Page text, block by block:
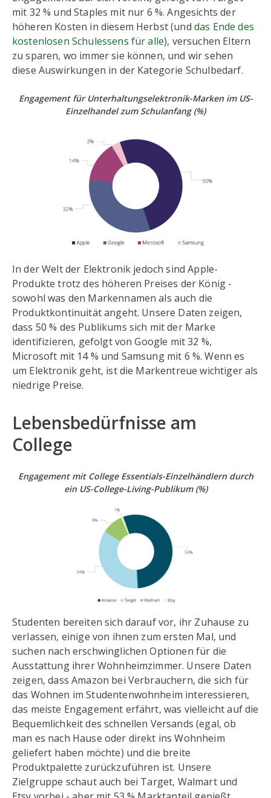
mit 32 % und Staples mit nur 6 %. Angesichts der
höheren Kosten in diesem Herbst (und das Ende des
kostenlosen Schulessens für alle), versuchen Eltern
zu sparen, wo immer sie können, und wir sehen
diese Auswirkungen in der Kategorie Schulbedarf.
Engagement für Unterhaltungselektronik-Marken im US-
Einzelhandel zum Schulanfang (%)
In der Welt der Elektronik jedoch sind Apple-
Produkte trotz des höheren Preises der König -
sowohl was den Markennamen als auch die
Produktkontinuität angeht. Unsere Daten zeigen,
dass 50 % des Publikums sich mit der Marke
identifizieren, gefolgt von Google mit 32 %,
Microsoft mit 14 % und Samsung mit 6 %. Wenn es
um Elektronik geht, ist die Markentreue wichtiger als
niedrige Preise.
Lebensbedürfnisse am
College
Engagement mit College Essentials-Einzelhändlern durch
ein US-College-Living-Publikum (%)
Studenten bereiten sich darauf vor, ihr Zuhause zu
verlassen, einige von ihnen zum ersten Mal, und
suchen nach erschwinglichen Optionen für die
Ausstattung ihrer Wohnheimzimmer. Unsere Daten
zeigen, dass Amazon bei Verbrauchern, die sich für
das Wohnen im Studentenwohnheim interessieren,
das meiste Engagement erfährt, was vielleicht auf die
Bequemlichkeit des schnellen Versands (egal, ob
man es nach Hause oder direkt ins Wohnheim
geliefert haben möchte) und die breite
Produktpalette zurückzuführen ist. Unsere
Zielgruppe schaut auch bei Target, Walmart und